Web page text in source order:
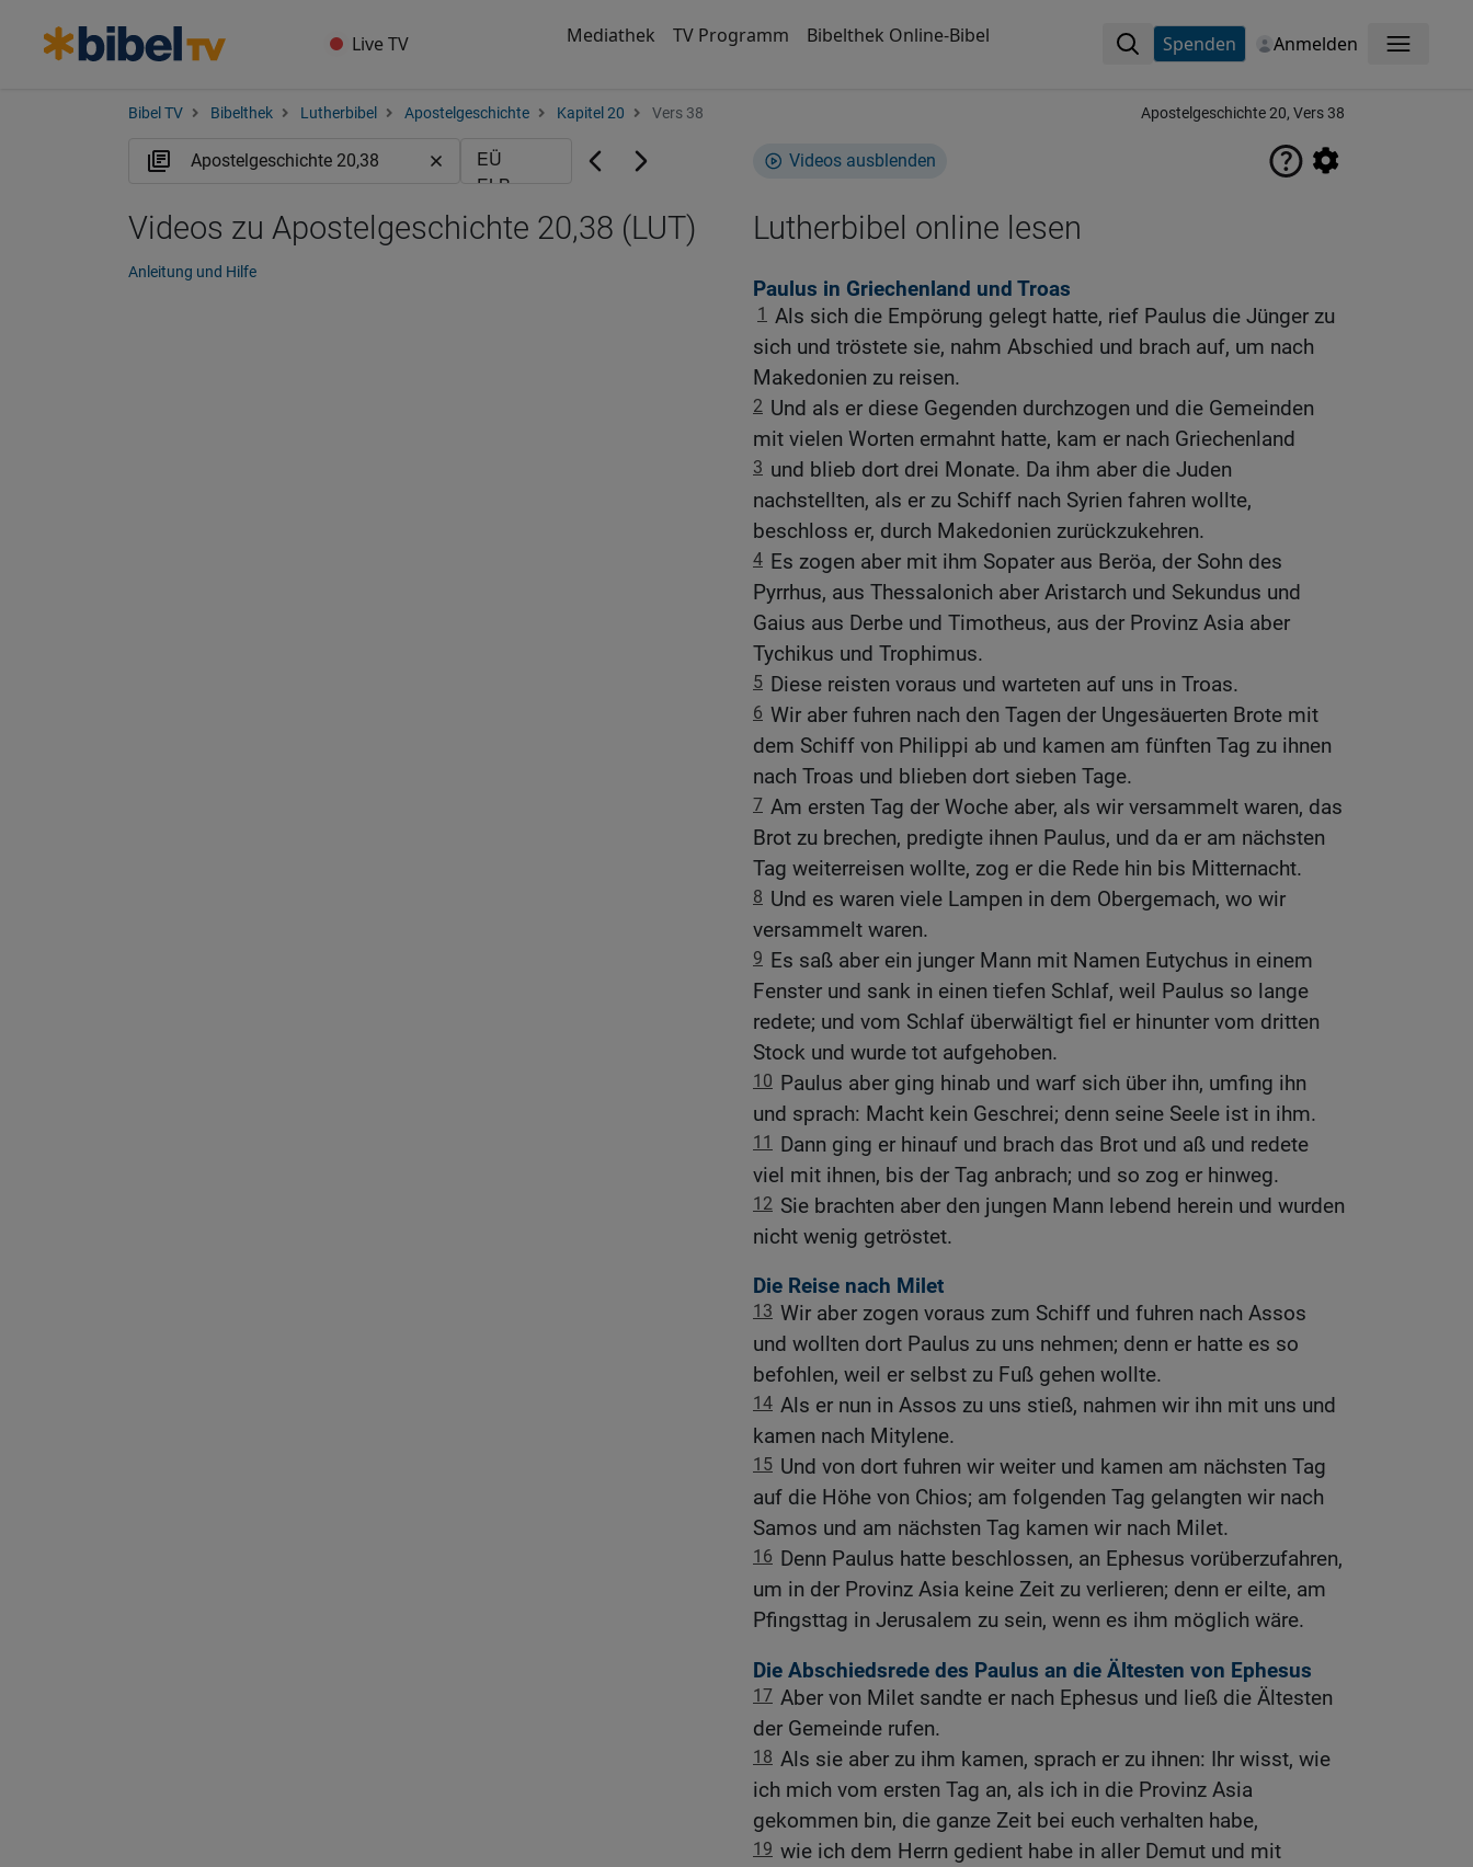
Live TV Mediathek TV Programm Bibelthek Online-Bibel Spenden Anmelden Menü
Bibel TV Bibelthek Lutherbibel Apostelgeschichte Kapitel 20 Vers 38 Apostelgeschichte 20, Vers 38
Videos ausblenden
Lutherbibel online lesen
Paulus in Griechenland und Troas
1 Als sich die Empörung gelegt hatte, rief Paulus die Jünger zu
sich und tröstete sie, nahm Abschied und brach auf, um nach
Makedonien zu reisen.
2 Und als er diese Gegenden durchzogen und die Gemeinden
mit vielen Worten ermahnt hatte, kam er nach Griechenland
3 und blieb dort drei Monate. Da ihm aber die Juden
nachstellten, als er zu Schiff nach Syrien fahren wollte,
beschloss er, durch Makedonien zurückzukehren.
4 Es zogen aber mit ihm Sopater aus Beröa, der Sohn des
Pyrrhus, aus Thessalonich aber Aristarch und Sekundus und
Gaius aus Derbe und Timotheus, aus der Provinz Asia aber
Tychikus und Trophimus.
5 Diese reisten voraus und warteten auf uns in Troas.
6 Wir aber fuhren nach den Tagen der Ungesäuerten Brote mit
dem Schiff von Philippi ab und kamen am fünften Tag zu ihnen
nach Troas und blieben dort sieben Tage.
7 Am ersten Tag der Woche aber, als wir versammelt waren, das
Brot zu brechen, predigte ihnen Paulus, und da er am nächsten
Tag weiterreisen wollte, zog er die Rede hin bis Mitternacht.
8 Und es waren viele Lampen in dem Obergemach, wo wir
versammelt waren.
9 Es saß aber ein junger Mann mit Namen Eutychus in einem
Fenster und sank in einen tiefen Schlaf, weil Paulus so lange
redete; und vom Schlaf überwältigt fiel er hinunter vom dritten
Stock und wurde tot aufgehoben.
10 Paulus aber ging hinab und warf sich über ihn, umfing ihn
und sprach: Macht kein Geschrei; denn seine Seele ist in ihm.
11
Dann ging er hinauf und brach das Brot und aß und redete
viel mit ihnen, bis der Tag anbrach; und so zog er hinweg.
12 Sie brachten aber den jungen Mann lebend herein und wurden
nicht wenig getröstet.
Die Reise nach Milet
13 Wir aber zogen voraus zum Schiff und fuhren nach Assos
und wollten dort Paulus zu uns nehmen; denn er hatte es so
befohlen, weil er selbst zu Fuß gehen wollte.
14 Als er nun in Assos zu uns stieß, nahmen wir ihn mit uns und
kamen nach Mitylene.
15 Und von dort fuhren wir weiter und kamen am nächsten Tag
auf die Höhe von Chios; am folgenden Tag gelangten wir nach
Samos und am nächsten Tag kamen wir nach Milet.
16 Denn Paulus hatte beschlossen, an Ephesus vorüberzufahren,
um in der Provinz Asia keine Zeit zu verlieren; denn er eilte, am
Pfingsttag in Jerusalem zu sein, wenn es ihm möglich wäre.
Die Abschiedsrede des Paulus an die Ältesten von Ephesus
17 Aber von Milet sandte er nach Ephesus und ließ die Ältesten
der Gemeinde rufen.
18 Als sie aber zu ihm kamen, sprach er zu ihnen: Ihr wisst, wie
ich mich vom ersten Tag an, als ich in die Provinz Asia
gekommen bin, die ganze Zeit bei euch verhalten habe,
19 wie ich dem Herrn gedient habe in aller Demut und mit
Videos zu Apostelgeschichte 20,38 (LUT)
Anleitung und Hilfe